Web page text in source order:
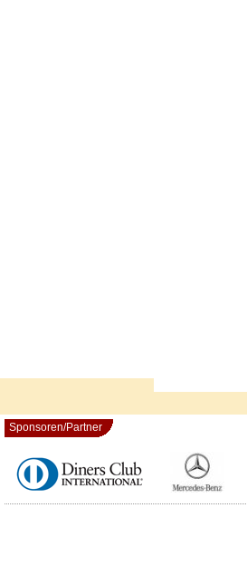
Sponsoren/Partner